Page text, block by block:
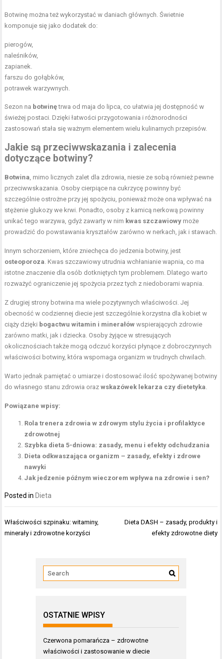
Botwinę można też wykorzystać w daniach głównych. Świetnie
komponuje się jako dodatek do:
pierogów,
naleśników,
zapianek.
farszu do gołąbków,
potrawek warzywnych.
Sezon na botwinętrwa od maja do lipca, co ułatwia jej dostępność w
świeżej postaci. Dzięki łatwości przygotowania i różnorodności
zastosowań stała się ważnym elementem wielu kulinarnych przepisów.
Jakie są przeciwwskazania i zalecenia
dotyczące botwiny?
Botwina, mimo licznych zalet dla zdrowia, niesie ze sobą również pewne
przeciwwskazania. Osoby cierpiące na cukrzycę powinny być
szczególnie ostrożne przy jej spożyciu, ponieważ może ona wpływać na
stężenie glukozy we krwi. Ponadto, osoby z kamicą nerkową powinny
unikać tego warzywa, gdyż zawarty w nim kwas szczawiowy może
prowadzić do powstawania kryształów zarówno w nerkach, jak i stawach.
Innym schorzeniem, które zniechęca do jedzenia botwiny, jest
osteoporoza. Kwas szczawiowy utrudnia wchłanianie wapnia, co ma
istotne znaczenie dla osób dotkniętych tym problemem. Dlatego warto
rozważyć ograniczenie jej spożycia przez tych z niedoborami wapnia.
Z drugiej strony botwina ma wiele pozytywnych właściwości. Jej
obecność w codziennej diecie jest szczególnie korzystna dla kobiet w
ciąży dzięki bogactwu witamin i minerałów wspierających zdrowie
zarówno matki, jak i dziecka. Osoby żyjące w stresujących
okolicznościach także mogą odczuć korzyści płynące z dobroczynnych
właściwości botwiny, która wspomaga organizm w trudnych chwilach.
Warto jednak pamiętać o umiarze i dostosować ilość spożywanej botwiny
do własnego stanu zdrowia orazwskazówek lekarza czy dietetyka.
Powiązane wpisy:
Rola trenera zdrowia w zdrowym stylu życia i profilaktyce
zdrowotnej
Szybka dieta 5-dniowa: zasady, menu i efekty odchudzania
Dieta odkwaszająca organizm – zasady, efekty i zdrowe
nawyki
Jak jedzenie późnym wieczorem wpływa na zdrowie i sen?
Posted in Dieta
Nawigacja
wpisu
Właściwości szpinaku: witaminy,
minerały i zdrowotne korzyści
Dieta DASH – zasady, produkty i
efekty zdrowotne diety
OSTATNIE WPISY
Czerwona pomarańcza – zdrowotne
właściwości i zastosowanie w diecie